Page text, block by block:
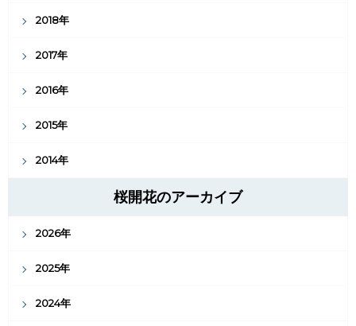
2018年
2017年
2016年
2015年
2014年
桜開花のアーカイブ
2026年
2025年
2024年